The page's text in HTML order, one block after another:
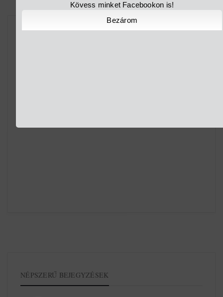
NÉPSZERŰ BEJEGYZÉSEK
Kövess minket Facebookon is!
Bezárom